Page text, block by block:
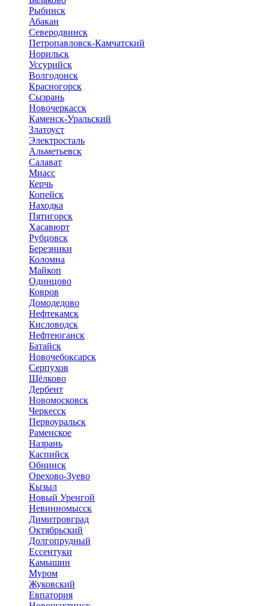
Рыбинск
Абакан
Северодвинск
Петропавловск-Камчатский
Норильск
Уссурийск
Волгодонск
Красногорск
Сызрань
Новочеркасск
Каменск-Уральский
Златоуст
Электросталь
Альметьевск
Салават
Миасс
Керчь
Копейск
Находка
Пятигорск
Хасавюрт
Рубцовск
Березники
Коломна
Майкоп
Одинцово
Ковров
Домодедово
Нефтекамск
Кисловодск
Нефтеюганск
Батайск
Новочебоксарск
Серпухов
Щёлково
Дербент
Новомосковск
Черкесск
Первоуральск
Раменское
Назрань
Каспийск
Обнинск
Орехово-Зуево
Кызыл
Новый Уренгой
Невинномысск
Димитровград
Октябрьский
Долгопрудный
Ессентуки
Камышин
Муром
Жуковский
Евпатория